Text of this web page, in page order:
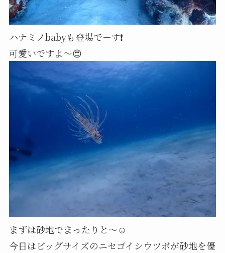
ハナミノbabyも登場でーす❗
可愛いですよ～😍
まずは砂地でまったりと～☺️
今日はビッグサイズのニセゴイシウツボが砂地を優